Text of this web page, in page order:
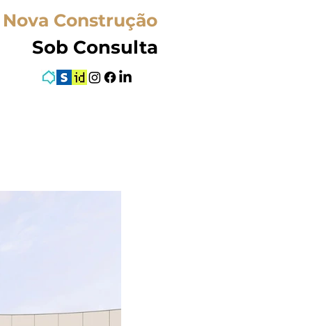
Nova Construção
Sob Consulta